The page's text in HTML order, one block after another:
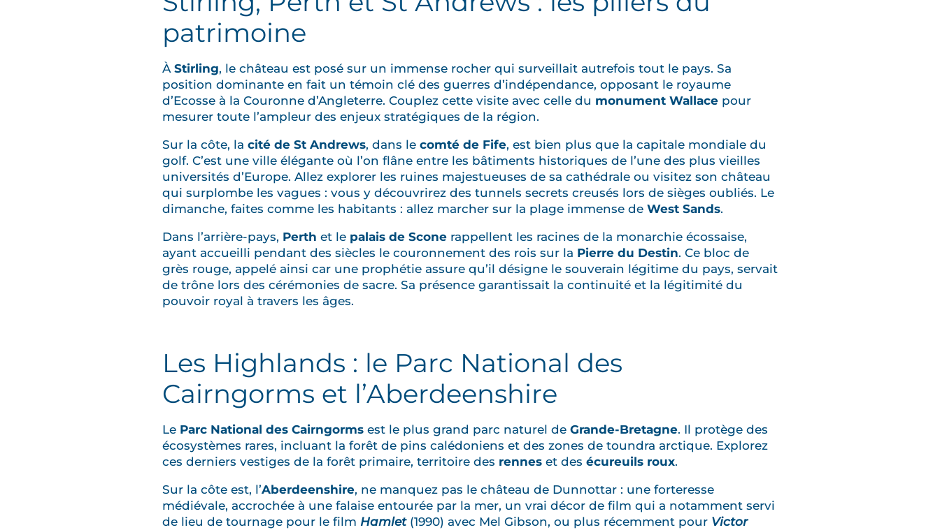
patrimoine
À Stirling, le château est posé sur un immense rocher qui surveillait autrefois tout le pays. Sa
position dominante en fait un témoin clé des guerres d’indépendance, opposant le royaume
d’Ecosse à la Couronne d’Angleterre. Couplez cette visite avec celle du monument Wallace pour
mesurer toute l’ampleur des enjeux stratégiques de la région.
Sur la côte, la cité de St Andrews, dans le comté de Fife, est bien plus que la capitale mondiale du
golf. C’est une ville élégante où l’on flâne entre les bâtiments historiques de l’une des plus vieilles
universités d’Europe. Allez explorer les ruines majestueuses de sa cathédrale ou visitez son château
qui surplombe les vagues : vous y découvrirez des tunnels secrets creusés lors de sièges oubliés. Le
dimanche, faites comme les habitants : allez marcher sur la plage immense de West Sands.
Dans l’arrière-pays, Perth et le palais de Scone rappellent les racines de la monarchie écossaise,
ayant accueilli pendant des siècles le couronnement des rois sur la Pierre du Destin. Ce bloc de
grès rouge, appelé ainsi car une prophétie assure qu’il désigne le souverain légitime du pays, servait
de trône lors des cérémonies de sacre. Sa présence garantissait la continuité et la légitimité du
pouvoir royal à travers les âges.
Les Highlands : le Parc National des
Cairngorms et l’Aberdeenshire
Le Parc National des Cairngorms est le plus grand parc naturel de Grande-Bretagne. Il protège des
écosystèmes rares, incluant la forêt de pins calédoniens et des zones de toundra arctique. Explorez
ces derniers vestiges de la forêt primaire, territoire des rennes et des écureuils roux.
Sur la côte est, l’Aberdeenshire, ne manquez pas le château de Dunnottar : une forteresse
médiévale, accrochée à une falaise entourée par la mer, un vrai décor de film qui a notamment servi
de lieu de tournage pour le film Hamlet (1990) avec Mel Gibson, ou plus récemment pour Victor